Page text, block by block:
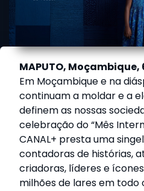
MAPUTO, Moçambique,
Em Moçambique e na
continuam a moldar e a
definem as nossas
celebração do “Mês
CANAL+ presta uma
contadoras de histórias,
criadoras, líderes e
milhões de lares em todo